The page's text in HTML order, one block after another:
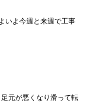
いよ今週と来週で工事
元が悪くなり滑って転